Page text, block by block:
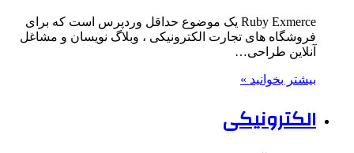
Ruby Exmerce یک موضوع حداقل وردپرس است که برای
فروشگاه های تجارت الکترونیکی ، وبلاگ نویسان و مشاغل
آنلاین طراحی…
بیشتر بخوانید »
الکترونیکی